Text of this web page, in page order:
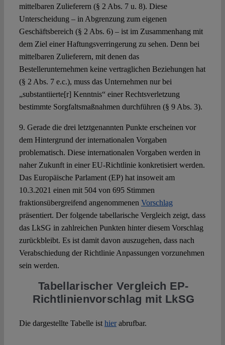
mittelbaren Zulieferern (§ 2 Abs. 7 u. 8). Diese
Unterscheidung – in Abgrenzung zum eigenen
Geschäftsbereich (§ 2 Abs. 6) – ist im Zusammenhang mit
dem Ziel einer Haftungsverringerung zu sehen. Denn bei
mittelbaren Zulieferern, mit denen das
Bestellerunternehmen keine vertraglichen Beziehungen hat
(§ 2 Abs. 7 e.c.), muss das Unternehmen nur bei
„substantiierte[r] Kenntnis“ einer Rechtsverletzung
bestimmte Sorgfaltsmaßnahmen durchführen (§ 9 Abs. 3).
9. Gerade die drei letztgenannten Punkte erscheinen vor
dem Hintergrund der internationalen Vorgaben
problematisch. Diese internationalen Vorgaben werden in
naher Zukunft in einer EU-Richtlinie konkretisiert werden.
Das Europäische Parlament (EP) hat insoweit am
10.3.2021 einen mit 504 von 695 Stimmen
fraktionsübergreifend angenommenen Vorschlag
präsentiert. Der folgende tabellarische Vergleich zeigt, dass
das LkSG in zahlreichen Punkten hinter diesem Vorschlag
zurückbleibt. Es ist damit davon auszugehen, dass nach
Verabschiedung der Richtlinie Anpassungen vorzunehmen
sein werden.
Tabellarischer Vergleich EP-
Richtlinienvorschlag mit LkSG
Die dargestellte Tabelle ist hierabrufbar.